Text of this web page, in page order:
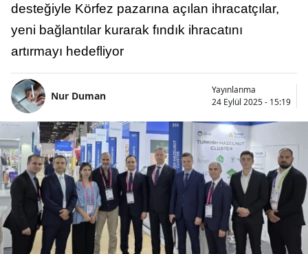
desteğiyle Körfez pazarına açılan ihracatçılar,
yeni bağlantılar kurarak fındık ihracatını
artırmayı hedefliyor
Nur Duman
Yayınlanma
24 Eylül 2025 - 15:19